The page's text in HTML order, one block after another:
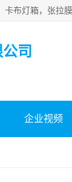
司
企业视频